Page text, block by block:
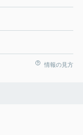
情報の見方